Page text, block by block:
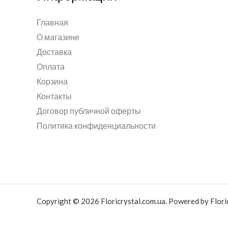
Главная
О магазине
Доставка
Оплата
Корзина
Контакты
Договор публичной оферты
Политика конфиденциальности
Copyright © 2026 Floricrystal.com.ua. Powered by